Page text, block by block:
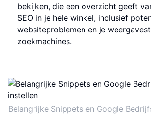
bekijken, die een overzicht geeft
SEO in je hele winkel, inclusief
websiteproblemen en je
zoekmachines.
Belangrijke Snippets en Google